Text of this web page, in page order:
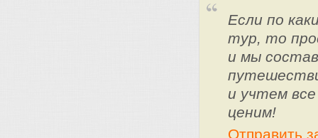
Если по
тур, то
и мы
и учтем
ценим!
Отправить